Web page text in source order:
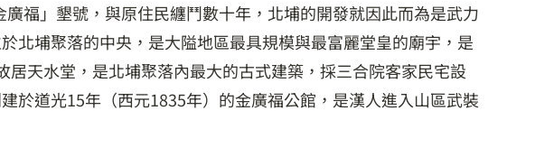
福」墾號，與原住民纏鬥數十年，北埔的開發就因此而為是武力
北埔聚落的中央，是大隘地區最具規模與最富麗堂皇的廟宇，是
天水堂，是北埔聚落內最大的古式建築，採三合院客家民宅設
於道光15年（西元1835年）的金廣福公館，是漢人進入山區武裝